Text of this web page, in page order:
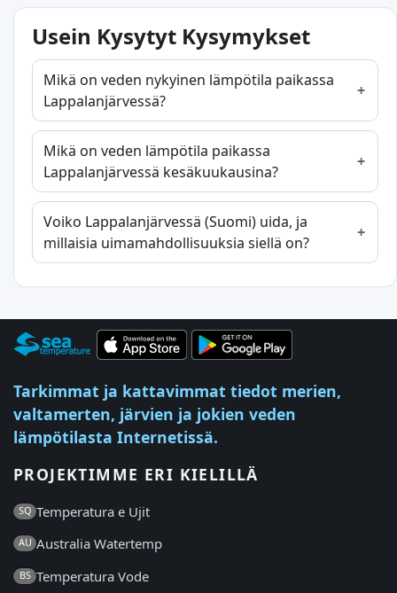
Usein Kysytyt Kysymykset
Mikä on veden nykyinen lämpötila paikassa
Lappalanjärvessä?
Mikä on veden lämpötila paikassa
Lappalanjärvessä kesäkuukausina?
Voiko Lappalanjärvessä (Suomi) uida, ja
millaisia uimamahdollisuuksia siellä on?
Tarkimmat ja kattavimmat tiedot merien,
valtamerten, järvien ja jokien veden
lämpötilasta Internetissä.
PROJEKTIMME ERI KIELILLÄ
SQ Temperatura e Ujit
AU Australia Watertemp
BS Temperatura Vode